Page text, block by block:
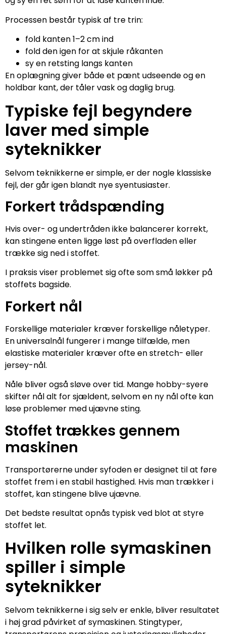
Processen består typisk af tre trin:
fold kanten 1–2 cm ind
fold den igen for at skjule råkanten
sy en retsting langs kanten
En oplægning giver både et pænt udseende og en
holdbar kant, der tåler vask og daglig brug.
Typiske fejl begyndere
laver med simple
syteknikker
Selvom teknikkerne er simple, er der nogle klassiske
fejl, der går igen blandt nye syentusiaster.
Forkert trådspænding
Hvis over- og undertråden ikke balancerer korrekt,
kan stingene enten ligge løst på overfladen eller
trække sig ned i stoffet.
I praksis viser problemet sig ofte som små løkker på
stoffets bagside.
Forkert nål
Forskellige materialer kræver forskellige nåletyper.
En universalnål fungerer i mange tilfælde, men
elastiske materialer kræver ofte en stretch- eller
jersey-nål.
Nåle bliver også sløve over tid. Mange hobby-syere
skifter nål alt for sjældent, selvom en ny nål ofte kan
løse problemer med ujævne sting.
Stoffet trækkes gennem
maskinen
Transportørerne under syfoden er designet til at føre
stoffet frem i en stabil hastighed. Hvis man trækker i
stoffet, kan stingene blive ujævne.
Det bedste resultat opnås typisk ved blot at styre
stoffet let.
Hvilken rolle symaskinen
spiller i simple
syteknikker
Selvom teknikkerne i sig selv er enkle, bliver resultatet
i høj grad påvirket af symaskinen. Stingtyper,